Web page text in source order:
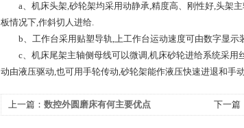
a、机床头架,砂轮架均采用动静承,精度高、刚性好,头架主
板情况下,作斜切人进给.
b、工作台采用贴塑导轨,上工作台运动速度可由数字显示
c、机床尾架主轴侧母线可以微调,机床砂轮进给系统采用
动由液压驱动,也可用手轮传动,砂轮架能作液压快速进退和手
上一篇： 数控外圆磨床有何主要优点 下一篇